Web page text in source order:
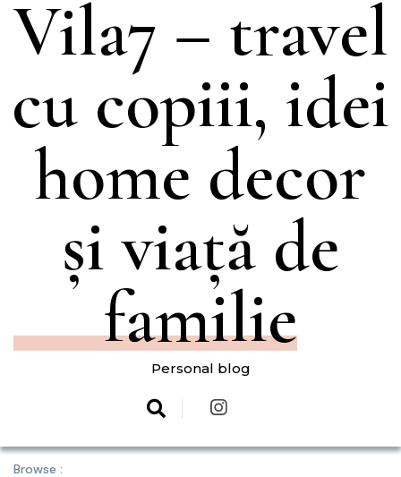
Vila7 – travel
cu copiii, idei
home decor
și viață de
familie
Personal blog
Browse :